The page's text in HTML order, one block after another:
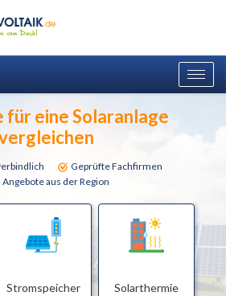
eine Solaranlage
Geprüfte Fachfirmen
Angebote aus der Region
Stromspeicher Solarthermie